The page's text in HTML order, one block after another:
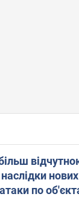
нових
по